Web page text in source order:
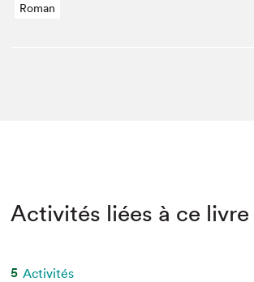
Roman
Activités liées à ce livre
5 Activités